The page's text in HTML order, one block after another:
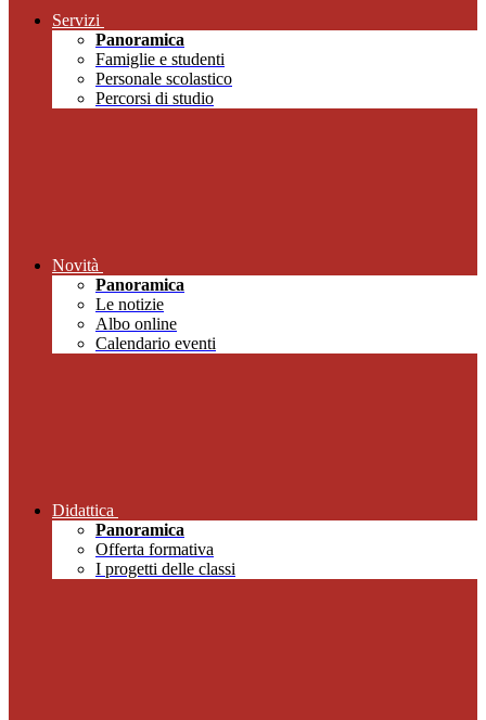
Servizi
Panoramica
Famiglie e studenti
Personale scolastico
Percorsi di studio
Novità
Panoramica
Le notizie
Albo online
Calendario eventi
Didattica
Panoramica
Offerta formativa
I progetti delle classi